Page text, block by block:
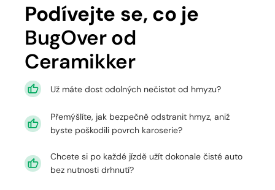
Podívejte se, co je
BugOver od
Ceramikker
Už máte dost odolných nečistot od hmyzu?
Přemýšlíte, jak bezpečně odstranit hmyz, aniž
byste poškodili povrch karoserie?
Chcete si po každé jízdě užít dokonale čisté auto
bez nutnosti drhnutí?